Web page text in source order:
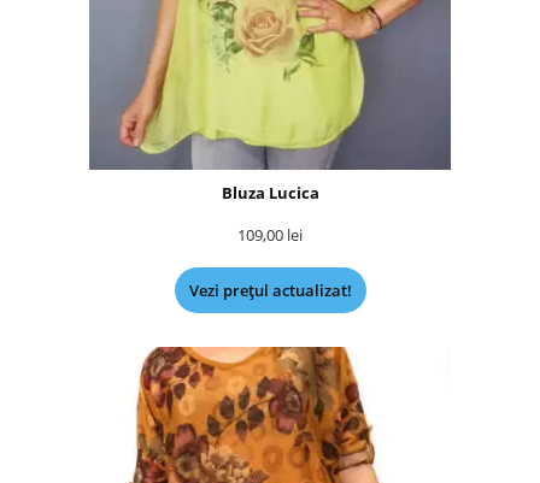
Bluza Lucica
109,00 lei
Vezi prețul actualizat!